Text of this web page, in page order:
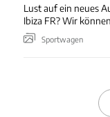
Lust auf ein neues
Ibiza FR? Wir
Sportwagen